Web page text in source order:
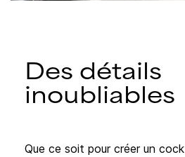
Des détails
inoubliables
Que ce soit pour créer un